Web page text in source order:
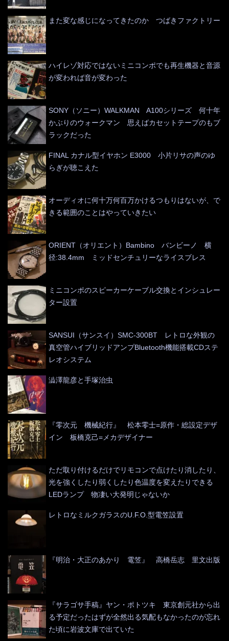
また変な感じになってきたのか つばきファクトリー
ハイレゾ対応ではないミニコンポでも再生機器と音源
が変われば音が変わった
SONY（ソニー）WALKMAN A100シリーズ 何十年
かぶりのウォークマン 思えばカセットテープのもブ
ラックだった
FINAL カナル型イヤホン E3000 小片リサの声のゆ
らぎが聴こえた
オーディオに何十万何百万かけるつもりはないが、で
きる範囲のことはやっていきたい
ORIENT（オリエント）Bambino バンビーノ 横
径:38.4mm ミッドセンチュリーなライスブレス
ミニコンポのスピーカーケーブル交換とインシュレー
ター設置
SANSUI（サンスイ）SMC-300BT レトロな外観の
真空管ハイブリッドアンプBluetooth機能搭載CDステ
レオシステム
澁澤龍彦と手塚治虫
『零次元 機械紀行』 松本零士=原作・総設定デザ
イン 板橋克己=メカデザイナー
ただ取り付けるだけでリモコンで点けたり消したり、
光を強くしたり弱くしたり色温度を変えたりできる
LEDランプ 物凄い大発明じゃないか
レトロなミルクガラスのU.F.O.型電笠設置
『明治・大正のあかり 電笠』 高橋岳志 里文出版
『サラゴサ手稿』ヤン・ポトツキ 東京創元社から出
る予定だったはずが全然出る気配もなかったのが忘れ
た頃に岩波文庫で出ていた